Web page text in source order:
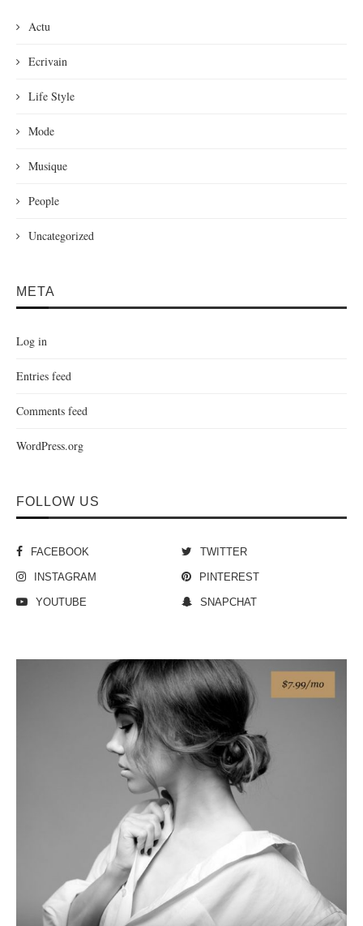
Actu
Ecrivain
Life Style
Mode
Musique
People
Uncategorized
META
Log in
Entries feed
Comments feed
WordPress.org
FOLLOW US
FACEBOOK TWITTER
INSTAGRAM PINTEREST
YOUTUBE SNAPCHAT